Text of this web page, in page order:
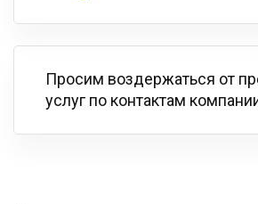
Просим воздержаться от
услуг по контактам